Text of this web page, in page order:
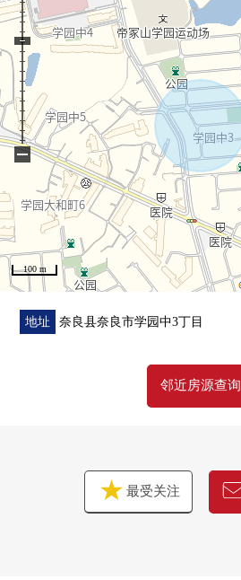
100 m
−
地址 奈良县奈良市学园中3丁目
邻近房源查询
最受关注